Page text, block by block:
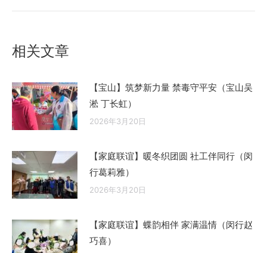
的
相关文章
【宝山】筑梦新力量 禁毒守平安（宝山吴
淞 丁长虹）
2026年3月20日
【家庭联谊】暖冬织团圆 社工伴同行（闵
行葛莉雅）
2026年3月20日
【家庭联谊】蝶韵相伴 家满温情（闵行赵
巧喜）